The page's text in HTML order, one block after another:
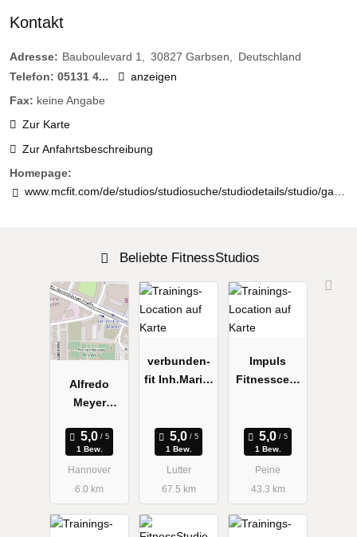
Kontakt
Adresse: Bauboulevard 1 30827 Garbsen
Deutschland
Telefon: 05131 4...
anzeigen
Fax: keine Angabe
Zur Karte
Zur Anfahrtsbeschreibung
Homepage:
www.mcfit.com/de/studios/studiosuche/studiodetails/studio/garbsen/
Beliebte FitnessStudios
Alfredo
Meyer
Studio
1 Bew.
Hannover
6.0 km
verbunden-
fit Inh.Marie-
1 Bew.
Lutter
67.5 km
Impuls
Fitnesscent
1 Bew.
Peine
43.3 km